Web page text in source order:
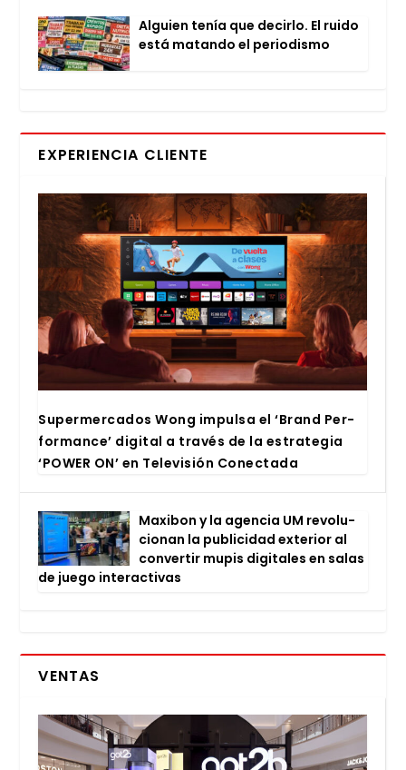
Alguien tenía que decir­lo. El rui­do
está matan­do el perio­dis­mo
EXPERIENCIA CLIENTE
Super­mer­ca­dos Wong impul­sa el ‘Brand Per­
for­man­ce’ digi­tal a tra­vés de la estra­te­gia
‘POWER ON’ en Tele­vi­sión Conec­ta­da
Maxi­bon y la agen­cia UM revo­lu­
cio­nan la publi­ci­dad exte­rior al
con­ver­tir mupis digi­ta­les en salas
de jue­go inter­ac­ti­vas
VENTAS